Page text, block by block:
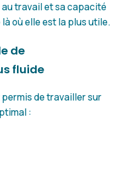
travail et sa capacité
où elle est la plus utile.
de
fluide
de travailler sur
: